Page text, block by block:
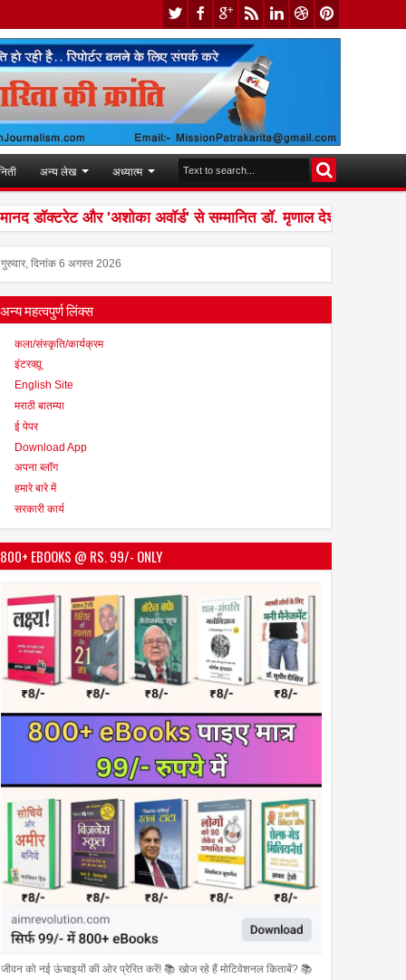
अन्य लेख अध्यात्म
डॉक्टरेट और 'अशोका अवॉर्ड' से सम्मानित डॉ. मृणाल देशराज 'इश्कबाज़'
गुरुवार, दिनांक 6 अगस्त 2026
अन्य महत्वपुर्ण लिंक्स
कला/संस्कृति/कार्यक्रम
इंटरव्ह्यू
English Site
मराठी बातम्या
ई पेपर
Download App
अपना ब्लॉग
हमारे बारे में
सरकारी कार्य
800+ EBOOKS @ RS. 99/- ONLY
जीवन को नई ऊंचाइयों की ओर प्रेरित करें! 📚 खोज रहे हैं मोटिवेशनल किताबें? 📚